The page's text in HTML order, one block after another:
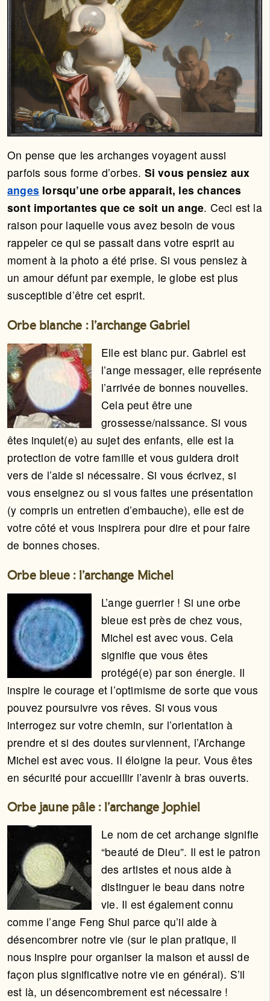
On pense que les archanges voyagent aussi
parfois sous forme d’orbes. Si vous pensiez aux
anges lorsqu’une orbe apparait, les chances
sont importantes que ce soit un ange. Ceci est la
raison pour laquelle vous avez besoin de vous
rappeler ce qui se passait dans votre esprit au
moment à la photo a été prise. Si vous pensiez à
un amour défunt par exemple, le globe est plus
susceptible d’être cet esprit.
Orbe blanche : l’archange Gabriel
Elle est blanc pur. Gabriel est
l’ange messager, elle représente
l’arrivée de bonnes nouvelles.
Cela peut être une
grossesse/naissance. Si vous
êtes inquiet(e) au sujet des enfants, elle est la
protection de votre famille et vous guidera droit
vers de l’aide si nécessaire. Si vous écrivez, si
vous enseignez ou si vous faites une présentation
(y compris un entretien d’embauche), elle est de
votre côté et vous inspirera pour dire et pour faire
de bonnes choses.
Orbe bleue : l’archange Michel
L’ange guerrier ! Si une orbe
bleue est près de chez vous,
Michel est avec vous. Cela
signifie que vous êtes
protégé(e) par son énergie. Il
inspire le courage et l’optimisme de sorte que vous
pouvez poursuivre vos rêves. Si vous vous
interrogez sur votre chemin, sur l’orientation à
prendre et si des doutes surviennent, l’Archange
Michel est avec vous. Il éloigne la peur. Vous êtes
en sécurité pour accueillir l’avenir à bras ouverts.
Orbe jaune pâle : l’archange Jophiel
Le nom de cet archange signifie
“beauté de Dieu”. Il est le patron
des artistes et nous aide à
distinguer le beau dans notre
vie. Il est également connu
comme l’ange Feng Shui parce qu’il aide à
désencombrer notre vie (sur le plan pratique, il
nous inspire pour organiser la maison et aussi de
façon plus significative notre vie en général). S’il
est là, un désencombrement est nécessaire !